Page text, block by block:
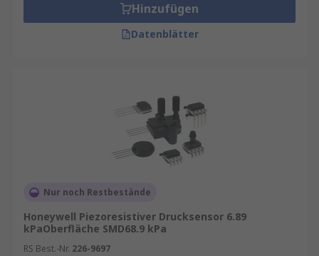
Hinzufügen
Datenblätter
Nur noch Restbestände
Honeywell Piezoresistiver Drucksensor 6.89
kPaOberfläche SMD68.9 kPa
RS Best.-Nr. 226-9697